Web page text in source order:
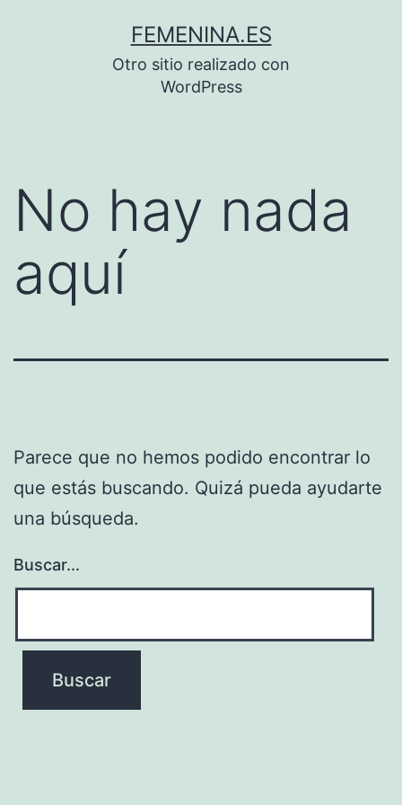
FEMENINA.ES
Otro sitio realizado con
WordPress
No hay nada
aquí
Parece que no hemos podido encontrar lo
que estás buscando. Quizá pueda ayudarte
una búsqueda.
Buscar...